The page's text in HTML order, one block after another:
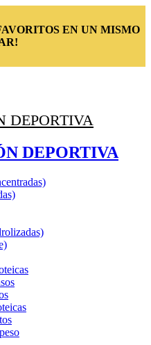
EN UN MISMO
DEPORTIVA
DEPORTIVA